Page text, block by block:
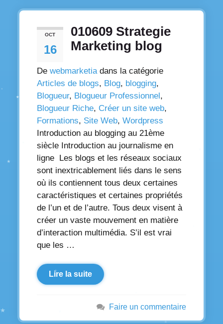
OCT
16
010609 Strategie
Marketing blog
De webmarketiadans la catégorie
Articles de blogs, Blog, blogging,
Blogueur, Blogueur Professionnel,
Blogueur Riche, Créer un site web,
Formations, Site Web, Wordpress
Introduction au blogging au 21ème
siècle Introduction au journalisme en
ligne Les blogs et les réseaux sociaux
sont inextricablement liés dans le sens
où ils contiennent tous deux certaines
caractéristiques et certaines propriétés
de l’un et de l’autre. Tous deux visent à
créer un vaste mouvement en matière
d’interaction multimédia. S’il est vrai
que les …
Lire la suite
Faire un commentaire